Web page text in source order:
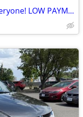
Super Clean-Financing available everyone! LOW PAYMENT NO MATTER YOUR